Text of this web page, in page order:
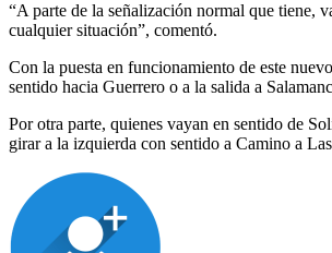
“A parte de la señalización normal que tiene,
cualquier situación”, comentó.
Con la puesta en funcionamiento de este
sentido hacia Guerrero o a la salida a
Por otra parte, quienes vayan en sentido de
girar a la izquierda con sentido a Camino a